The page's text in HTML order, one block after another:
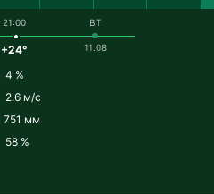
21:00
+24°
4 %
2.6 м/с
751 мм
58 %
ВТ
11.08